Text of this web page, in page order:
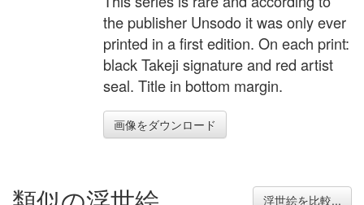
the publisher Unsodo it was only ever
printed in a first edition. On each print:
black Takeji signature and red artist
seal. Title in bottom margin.
画像をダウンロード
浮世絵を比較...